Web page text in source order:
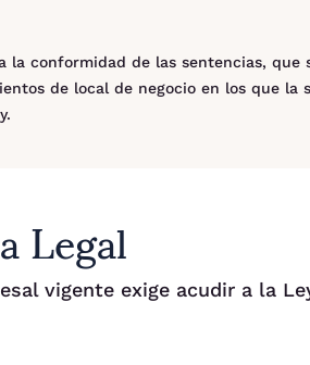
conformidad de las sentencias,
de local de negocio en los que la
Legal
vigente exige acudir a la